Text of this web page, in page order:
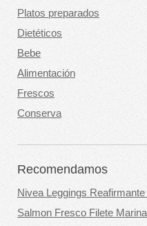
Platos preparados
Dietéticos
Bebe
Alimentación
Frescos
Conserva
Recomendamos
Nivea Leggings
Salmon Fresco Filete